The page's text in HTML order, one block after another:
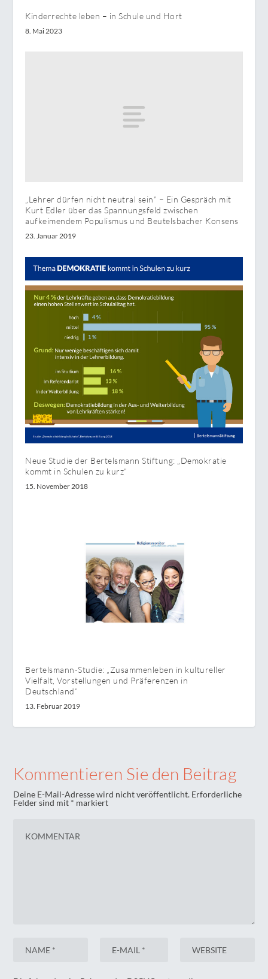
Kinderrechte leben – in Schule und Hort
8. Mai 2023
„Lehrer dürfen nicht neutral sein“ – Ein Gespräch mit
Kurt Edler über das Spannungsfeld zwischen
aufkeimendem Populismus und Beutelsbacher Konsens
23. Januar 2019
Neue Studie der Bertelsmann Stiftung: „Demokratie
kommt in Schulen zu kurz“
15. November 2018
Bertelsmann-Studie: „Zusammenleben in kultureller
Vielfalt, Vorstellungen und Präferenzen in
Deutschland“
13. Februar 2019
Kommentieren Sie den Beitrag
Deine E-Mail-Adresse wird nicht veröffentlicht. Erforderliche
Felder sind mit * markiert